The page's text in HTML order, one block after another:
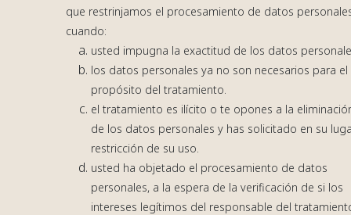
que restrinjamos el procesamiento de datos
cuando:
usted impugna la exactitud de los datos
los datos personales ya no son necesarios para el
propósito del tratamiento.
el tratamiento es ilícito o te opones a la
de los datos personales y has solicitado en su
restricción de su uso.
usted ha objetado el procesamiento de datos
personales, a la espera de la verificación de si los
intereses legítimos del responsable del